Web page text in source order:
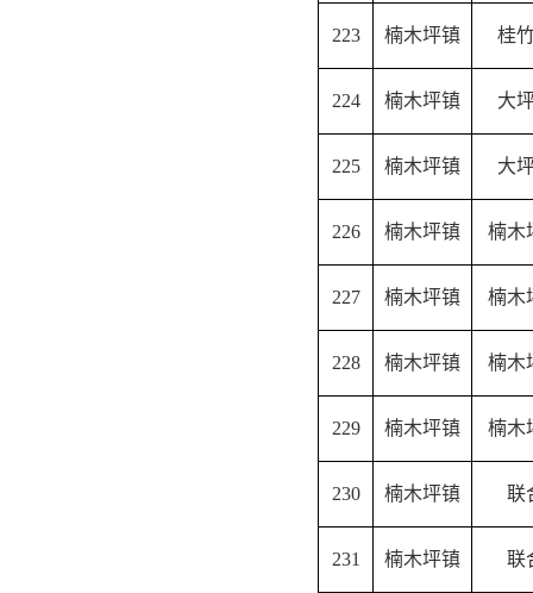
223 楠木坪镇 桂
224 楠木坪镇 大
225 楠木坪镇 大
226 楠木坪镇 楠木
227 楠木坪镇 楠木
228 楠木坪镇 楠木
229 楠木坪镇 楠木
230 楠木坪镇 联
231 楠木坪镇 联